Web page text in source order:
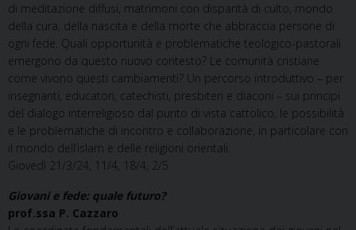
di meditazione diffusi, matrimoni con disparità di culto, mondo
della cura, della nascita e della morte che abbraccia persone di
ogni fede. Quali opportunità e problematiche teologico-pastorali
emergono da questo nuovo contesto? Le comunità cristiane
come vivono questi cambiamenti? Un percorso introduttivo – per
insegnanti, educatori, catechisti, presbiteri e diaconi – sui principi
del dialogo interreligioso dal punto di vista cattolico, le possibilità
e le problematiche di incontro e collaborazione, in particolare con
il mondo dell’islam e delle religioni orientali.
Giovedì 21/3/24, 11/4, 18/4, 2/5
Giovani e fede: quale futuro?
prof.ssa P. Cazzaro